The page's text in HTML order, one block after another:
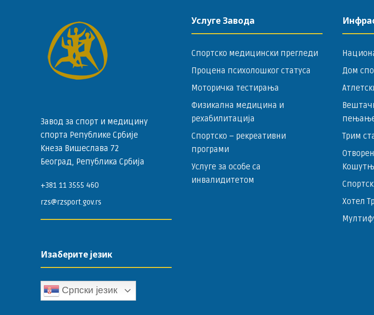
Завод за спорт и медицину
спорта Републике Србије
Кнеза Вишеслава 72
Београд, Република Србија
+381 11 3555 460
rzs@rzsport.gov.rs
Изаберите језик
Српски језик
Услуге Завода
Спортско медицински прегледи
Процена психолошког статуса
Моторичка тестирања
Физикална медицина и
рехабилитација
Спортско – ­рекреативни
програми
Услуге за особе са
инвалидитетом
Дом
Трим
Хотел